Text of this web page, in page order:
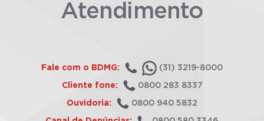
Atendimento
Fale com o BDMG: (31) 3219-8000
Cliente fone: 0800 283 8337
Ouvidoria: 0800 940 5832